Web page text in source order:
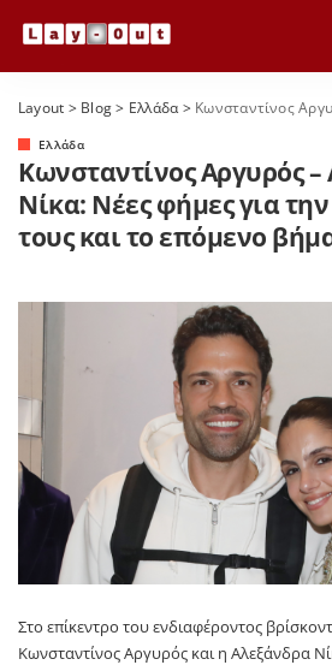
Layout > Blog> Ελλάδα> Κωνσταντίνος Αργυρός – Αλεξάνδρα Νίκα: Νέες
Ελλάδα
Κωνσταντίνος Αργυρός
Νίκα: Νέες φήμες για
τους και το επόμενο
Στο επίκεντρο του ενδιαφέροντος
Κωνσταντίνος Αργυρός και η Αλεξάνδρα